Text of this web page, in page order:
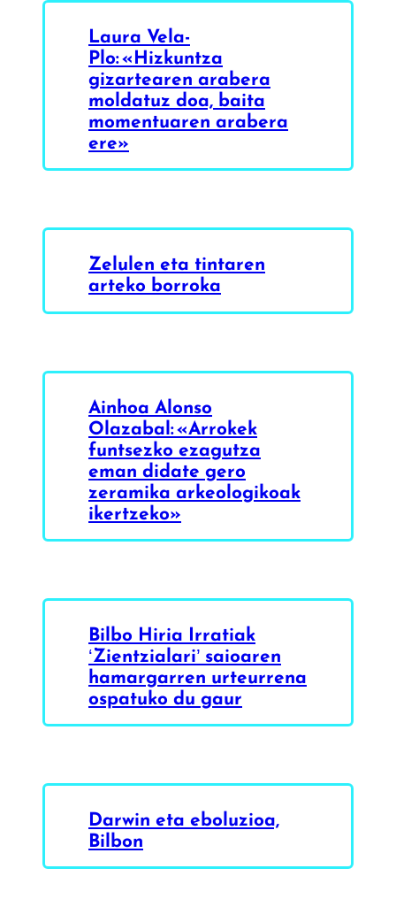
Laura Vela-
Plo: «Hizkuntza
gizartearen arabera
moldatuz doa, baita
momentuaren arabera
ere»
Zelulen eta tintaren
arteko borroka
Ainhoa Alonso
Olazabal: «Arrokek
funtsezko ezagutza
eman didate gero
zeramika arkeologikoak
ikertzeko»
Bilbo Hiria Irratiak
‘Zientzialari’ saioaren
hamargarren urteurrena
ospatuko du gaur
Darwin eta eboluzioa,
Bilbon